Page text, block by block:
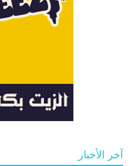
آخر الأخبار